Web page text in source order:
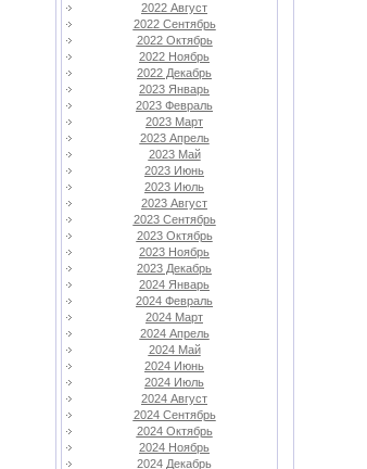
2022 Август
2022 Сентябрь
2022 Октябрь
2022 Ноябрь
2022 Декабрь
2023 Январь
2023 Февраль
2023 Март
2023 Апрель
2023 Май
2023 Июнь
2023 Июль
2023 Август
2023 Сентябрь
2023 Октябрь
2023 Ноябрь
2023 Декабрь
2024 Январь
2024 Февраль
2024 Март
2024 Апрель
2024 Май
2024 Июнь
2024 Июль
2024 Август
2024 Сентябрь
2024 Октябрь
2024 Ноябрь
2024 Декабрь